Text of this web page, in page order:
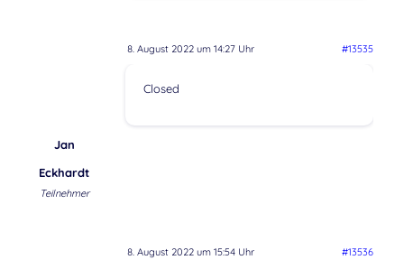
8. August 2022 um 14:27 Uhr #13535
Jan
Eckhardt
Teilnehmer
Closed
8. August 2022 um 15:54 Uhr #13536